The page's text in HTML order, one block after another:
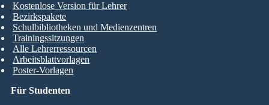
Für Studenten
Kostenlose Version für Lehrer
Bezirkspakete
Schulbibliotheken und Medienzentren
Trainingssitzungen
Alle Lehrerressourcen
Arbeitsblattvorlagen
Poster-Vorlagen